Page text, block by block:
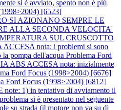
si è avviato, spento non è più
[6523]
SI AZIONANO SEMPRE LE
ALLA SECONDA VELOCITA'
SUL CRUSCOTTO
nota: i problemi si sono
la pompa dell'acqua Problema Ford
ABS ACCESA nota: inizialmente
Ford Focus (1998>2004) [6676]
Ford Focus (1998>2004) [6812]
1) in tentativo di avviamento il
si è presentato nel seguente
su strada (il motore non va su di